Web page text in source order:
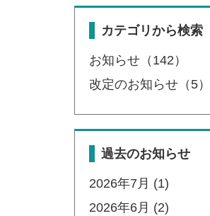
カテゴリから検索
お知らせ（142）
改定のお知らせ（5）
過去のお知らせ
2026年7月 (1)
2026年6月 (2)